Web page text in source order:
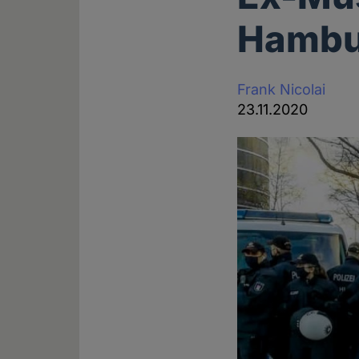
Frank Nicolai
23.11.2020